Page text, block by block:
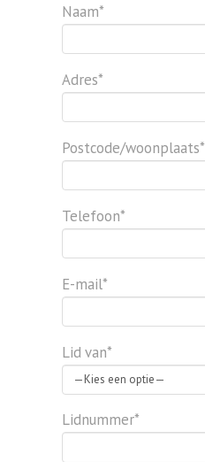
Naam*
Adres*
Postcode/woonplaats*
Telefoon*
E-mail*
Lid van*
Lidnummer*